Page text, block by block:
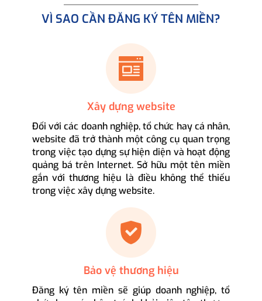
VÌ SAO CẦN ĐĂNG KÝ TÊN MIỀN?
Xây dựng website
Đối với các doanh nghiệp, tổ chức hay cá nhân,
website đã trở thành một công cụ quan trọng
trong việc tạo dựng sự hiện diện và hoạt động
quảng bá trên Internet. Sở hữu một tên miền
gắn với thương hiệu là điều không thể thiếu
trong việc xây dựng website.
Bảo vệ thương hiệu
Đăng ký tên miền sẽ giúp doanh nghiệp, tổ